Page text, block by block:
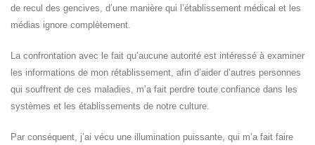
de recul des gencives, d’une manière qui l’établissement médical et les
médias ignore complètement.
La confrontation avec le fait qu’aucune autorité est intéressé à examiner
les informations de mon rétablissement, afin d’aider d’autres personnes
qui souffrent de ces maladies, m’a fait perdre toute confiance dans les
systèmes et les établissements de notre culture.
Par conséquent, j’ai vécu une illumination puissante, qui m’a fait faire